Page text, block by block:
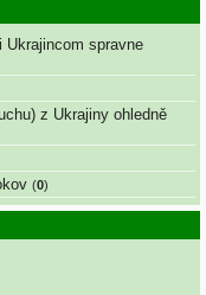
spravne
z Ukrajiny ohledně
(0)